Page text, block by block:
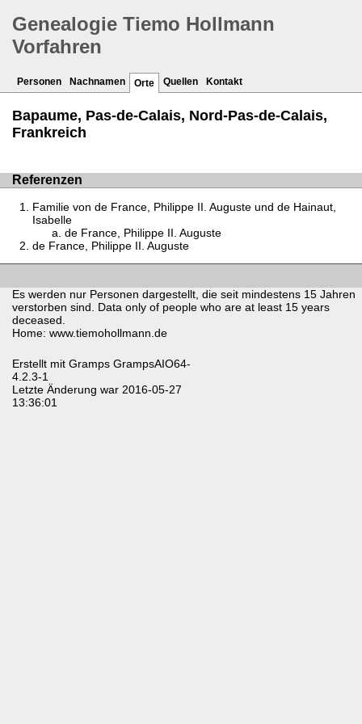
Genealogie Tiemo Hollmann
Vorfahren
Personen Nachnamen Orte Quellen Kontakt
Bapaume, Pas-de-Calais, Nord-Pas-de-Calais,
Frankreich
Referenzen
Familie von de France, Philippe II. Auguste und de Hainaut,
Isabelle
de France, Philippe II. Auguste
de France, Philippe II. Auguste
Es werden nur Personen dargestellt, die seit mindestens 15 Jahren
verstorben sind. Data only of people who are at least 15 years
deceased.
Home: www.tiemohollmann.de
Erstellt mit Gramps GrampsAIO64-
4.2.3-1
Letzte Änderung war 2016-05-27
13:36:01